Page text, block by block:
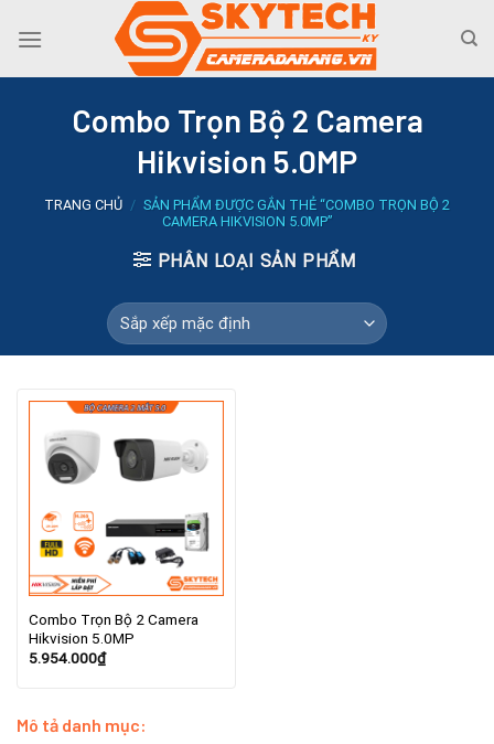
Combo Trọn Bộ 2 Camera
Hikvision 5.0MP
TRANG CHỦ / SẢN PHẨM ĐƯỢC GẮN THẺ “COMBO TRỌN BỘ 2
CAMERA HIKVISION 5.0MP”
PHÂN LOẠI SẢN PHẨM
Combo Trọn Bộ 2 Camera
Hikvision 5.0MP
5.954.000₫
Mô tả danh mục: